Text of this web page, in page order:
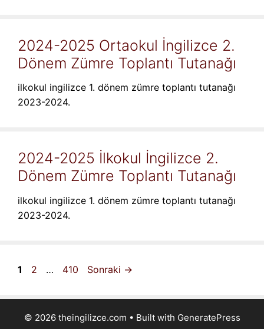
2024-2025 Ortaokul İngilizce 2.
Dönem Zümre Toplantı Tutanağı
ilkokul ingilizce 1. dönem zümre toplantı tutanağı
2023-2024.
2024-2025 İlkokul İngilizce 2.
Dönem Zümre Toplantı Tutanağı
ilkokul ingilizce 1. dönem zümre toplantı tutanağı
2023-2024.
Sayfa
1 Sayfa
2 … Sayfa
410 Sonraki →
© 2026 theingilizce.com • Built with GeneratePress